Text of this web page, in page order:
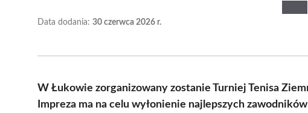
Data dodania: 30 czerwca 2026 r.
W Łukowie zorganizowany zostanie Turniej Tenisa
Impreza ma na celu wyłonienie najlepszych